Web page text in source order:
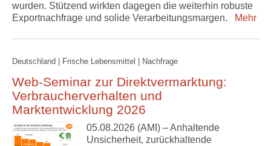
wurden. Stützend wirkten dagegen die weiterhin robuste
Exportnachfrage und solide Verarbeitungsmargen.
Mehr
Deutschland | Frische Lebensmittel | Nachfrage
Web-Seminar zur Direktvermarktung:
Verbraucherverhalten und
Marktentwicklung 2026
05.08.2026 (AMI) – Anhaltende
Unsicherheit, zurückhaltende